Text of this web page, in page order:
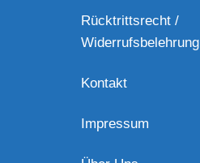
Rücktrittsrecht /
Widerrufsbelehrung
Kontakt
Impressum